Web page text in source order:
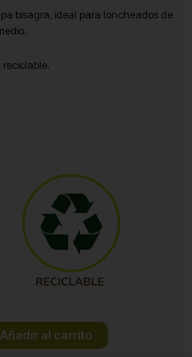
bisagra, ideal para loncheados de
Añadir al carrito